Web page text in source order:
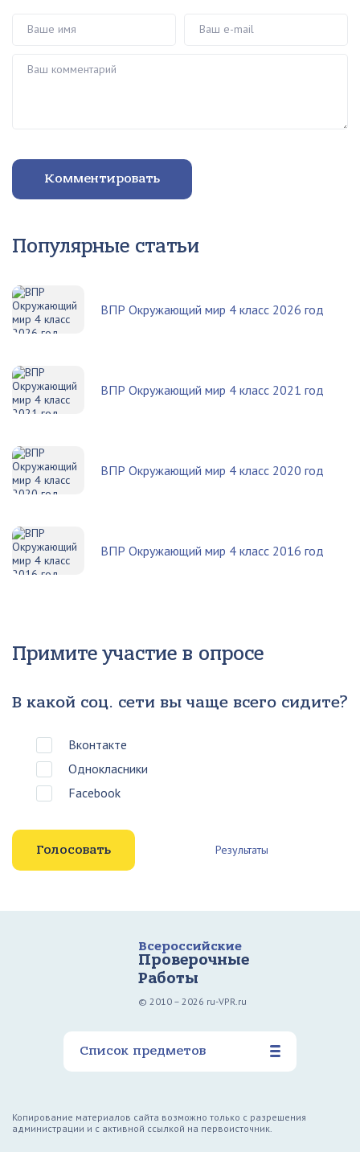
Комментировать
Популярные статьи
ВПР Окружающий мир 4 класс 2026 год
ВПР Окружающий мир 4 класс 2021 год
ВПР Окружающий мир 4 класс 2020 год
ВПР Окружающий мир 4 класс 2016 год
Примите участие в опросе
В какой соц. сети вы чаще всего сидите?
Вконтакте
Однокласники
Facebook
Результаты
Всероссийские
Проверочные
Работы
© 2010 – 2026 ru-VPR.ru
Список предметов
Копирование материалов сайта возможно только с разрешения
администрации и с активной ссылкой на первоисточник.